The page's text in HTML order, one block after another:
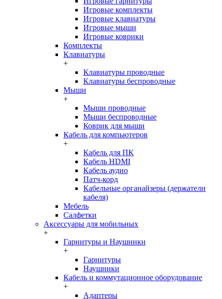
Игровые комплекты
Игровые клавиатуры
Игровые мыши
Игровые коврики
Комплекты
Клавиатуры
+
Клавиатуры проводные
Клавиатуры беспроводные
Мыши
+
Мыши проводные
Мыши беспроводные
Коврик для мыши
Кабель для компьютеров
+
Кабель для ПК
Кабель HDMI
Кабель аудио
Патч-корд
Кабельные органайзеры (держатели
кабеля)
Мебель
Салфетки
Аксессуары для мобильных
+
Гарнитуры и Наушники
+
Гарнитуры
Наушники
Кабель и коммутационное оборудование
+
Адаптеры